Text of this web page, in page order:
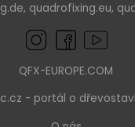
, quadrofixing.eu,
QFX-EUROPE.COM
- portál o